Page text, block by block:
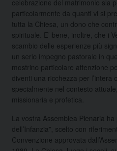
celebrazione del matrimonio sia
particolarmente da quanti vi si
tutta la Chiesa, un dono che
spirituale. E’ bene, inoltre, che i
scambio delle esperienze più
un serio impegno pastorale in
mostrino particolare attenzione
diventi una ricchezza per l’intera
specialmente nel contesto
missionaria e profetica.
La vostra Assemblea Plenaria ha
dell’Infanzia”, scelto con
Convenzione approvata